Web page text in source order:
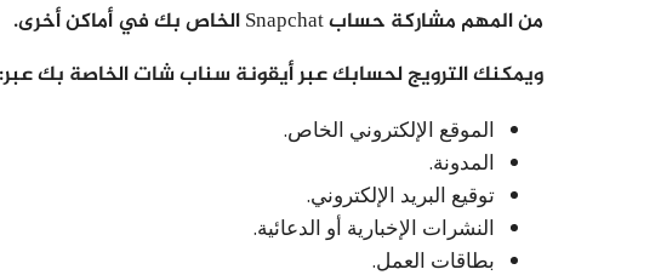
من المهم مشاركة حساب Snapchat الخاص بك في أماكن أخرى.
ويمكنك الترويج لحسابك عبر أيقونة سناب شات الخاصة بك عبر:
الموقع الإلكتروني الخاص.
المدونة.
توقيع البريد الإلكتروني.
النشرات الإخبارية أو الدعائية.
بطاقات العمل.